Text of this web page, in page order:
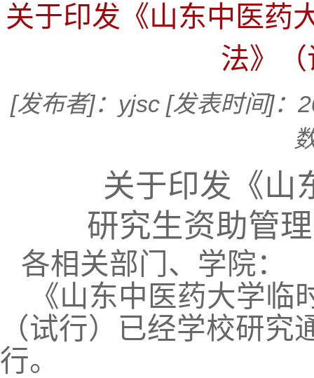
关于印发《山东中医药
法》
[发布者]：yjsc [发表时间]：
关于印发《山
研究生资助管
各相关部门、学院：
《山东中医药大学
（试行）已经学校研
行。